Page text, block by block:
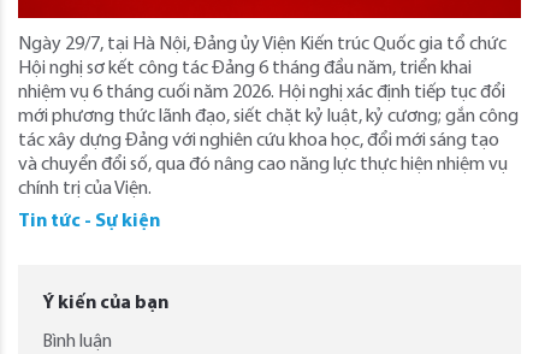
Ngày 29/7, tại Hà Nội, Đảng ủy Viện Kiến trúc Quốc gia tổ chức
Hội nghị sơ kết công tác Đảng 6 tháng đầu năm, triển khai
nhiệm vụ 6 tháng cuối năm 2026. Hội nghị xác định tiếp tục đổi
mới phương thức lãnh đạo, siết chặt kỷ luật, kỷ cương; gắn công
tác xây dựng Đảng với nghiên cứu khoa học, đổi mới sáng tạo
và chuyển đổi số, qua đó nâng cao năng lực thực hiện nhiệm vụ
chính trị của Viện.
Tin tức - Sự kiện
Ý kiến của bạn
Bình luận